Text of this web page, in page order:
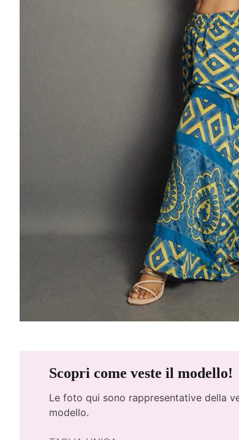
Scopri come veste il modello!
Le foto qui sono rappresentative della
modello.